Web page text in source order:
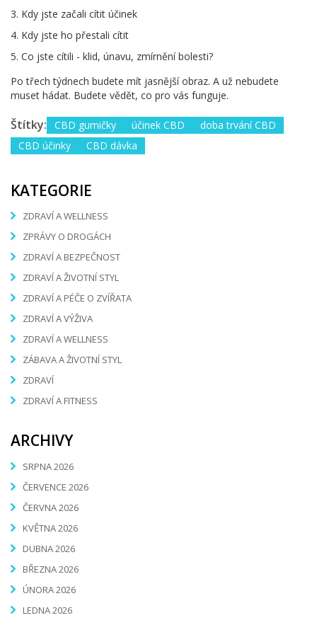
Kdy jste začali cítit účinek
Kdy jste ho přestali cítit
Co jste cítili - klid, únavu, zmírnění bolesti?
Po třech týdnech budete mít jasnější obraz. A už nebudete
muset hádat. Budete vědět, co pro vás funguje.
Štítky: CBD gumičky účinek CBD
doba trvání CBD
CBD účinky
CBD dávka
KATEGORIE
ZDRAVÍ A WELLNESS
ZPRÁVY O DROGÁCH
ZDRAVÍ A BEZPEČNOST
ZDRAVÍ A ŽIVOTNÍ STYL
ZDRAVÍ A PÉČE O ZVÍŘATA
ZDRAVÍ A VÝŽIVA
ZDRAVÍ A WELLNESS
ZÁBAVA A ŽIVOTNÍ STYL
ZDRAVÍ
ZDRAVÍ A FITNESS
ARCHIVY
SRPNA 2026
ČERVENCE 2026
ČERVNA 2026
KVĚTNA 2026
DUBNA 2026
BŘEZNA 2026
ÚNORA 2026
LEDNA 2026